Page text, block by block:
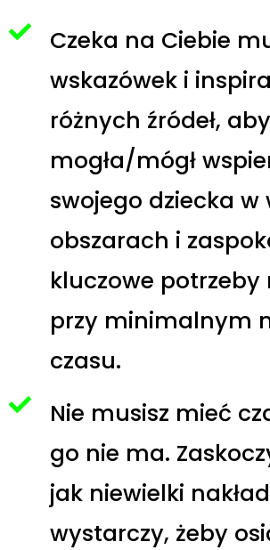
Czeka na Ciebie
wskazówek i
różnych źródeł,
mogła/mógł
swojego dziecka w
obszarach i
kluczowe potrzeby
przy minimalnym
czasu.
Nie musisz mieć
go nie ma.
jak niewielki
wystarczy, żeby